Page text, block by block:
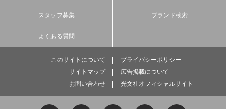
スタッフ募集 ブランド検索
よくある質問
このサイトについて
プライバシーポリシー
サイトマップ
広告掲載について
お問い合わせ
光文社オフィシャルサイト